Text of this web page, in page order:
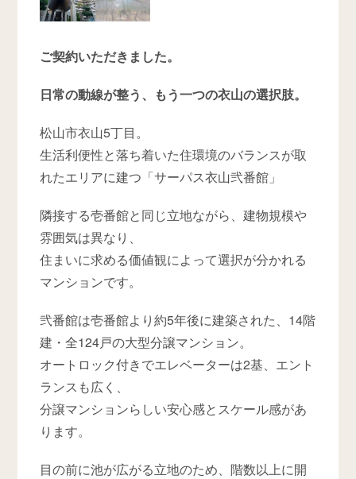
ご契約いただきました。
日常の動線が整う、もう一つの衣山の選択肢。
松山市衣山5丁目。
生活利便性と落ち着いた住環境のバランスが取
れたエリアに建つ「サーパス衣山弐番館」
隣接する壱番館と同じ立地ながら、建物規模や
雰囲気は異なり、
住まいに求める価値観によって選択が分かれる
マンションです。
弐番館は壱番館より約5年後に建築された、14階
建・全124戸の大型分譲マンション。
オートロック付きでエレベーターは2基、エント
ランスも広く、
分譲マンションらしい安心感とスケール感があ
ります。
目の前に池が広がる立地のため、階数以上に開